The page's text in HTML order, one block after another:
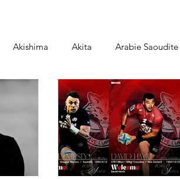
Akishima Akita Arabie Saoudite
BL Tokyo BR Tokyo
Corée du Sud Emirats